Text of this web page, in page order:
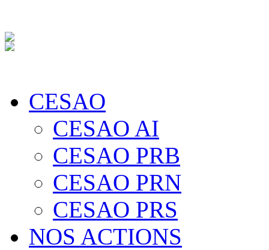
CESAO
CESAO AI
CESAO PRB
CESAO PRN
CESAO PRS
NOS ACTIONS